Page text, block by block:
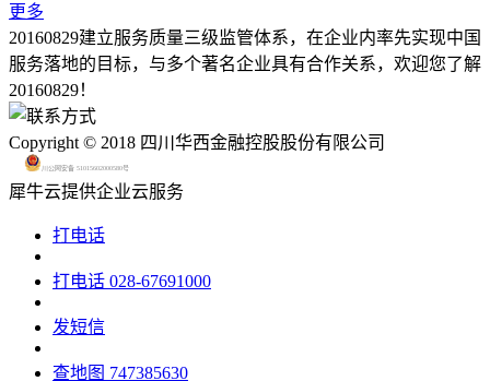
更多
20160829建立服务质量三级监管体系，在企业内率先实现中国
服务落地的目标，与多个著名企业具有合作关系，欢迎您了解
20160829！
Copyright © 2018 四川华西金融控股股份有限公司
川公网安备 51015602000580号
犀牛云提供企业云服务
打电话
打电话 028-67691000
发短信
查地图 747385630